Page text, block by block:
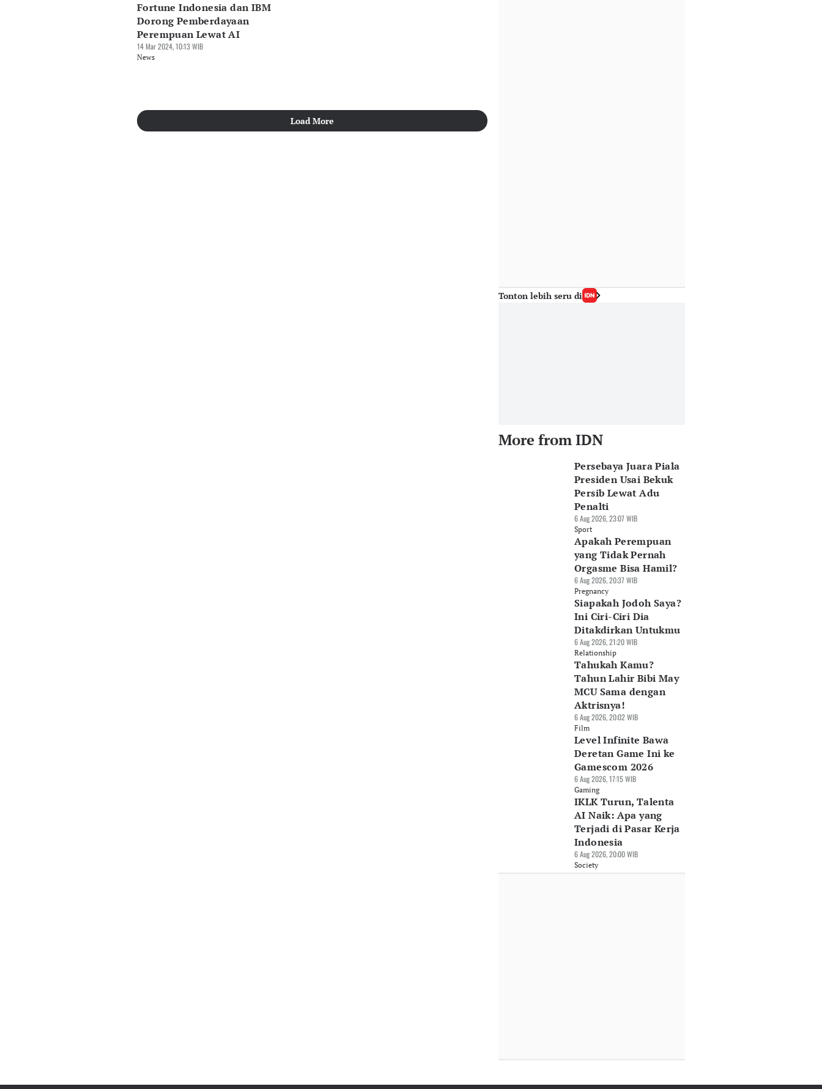
Fortune Indonesia dan IBM
Dorong Pemberdayaan
Perempuan Lewat AI
14 Mar 2024, 10:13 WIB
News
Load More
Tonton lebih seru di
More from IDN
Persebaya Juara Piala
Presiden Usai Bekuk
Persib Lewat Adu
Penalti
6 Aug 2026, 23:07 WIB
Sport
Apakah Perempuan
yang Tidak Pernah
Orgasme Bisa Hamil?
6 Aug 2026, 20:37 WIB
Pregnancy
Siapakah Jodoh Saya?
Ini Ciri-Ciri Dia
Ditakdirkan Untukmu
6 Aug 2026, 21:20 WIB
Relationship
Tahukah Kamu?
Tahun Lahir Bibi May
MCU Sama dengan
Aktrisnya!
6 Aug 2026, 20:02 WIB
Film
Level Infinite Bawa
Deretan Game Ini ke
Gamescom 2026
6 Aug 2026, 17:15 WIB
Gaming
IKLK Turun, Talenta
AI Naik: Apa yang
Terjadi di Pasar Kerja
Indonesia
6 Aug 2026, 20:00 WIB
Society